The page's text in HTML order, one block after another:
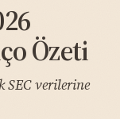
Özeti
SEC verilerine